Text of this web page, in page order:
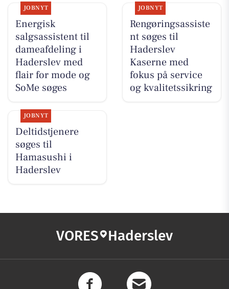
JOBNYT
Energisk
salgsassistent til
dameafdeling i
Haderslev med
flair for mode og
SoMe søges
JOBNYT
Rengøringsassiste
nt søges til
Haderslev
Kaserne med
fokus på service
og kvalitetssikring
JOBNYT
Deltidstjenere
søges til
Hamasushi i
Haderslev
VORES Haderslev